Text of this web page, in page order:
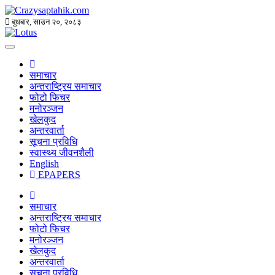
बुधबार, साउन २०, २०८३
समाचार
अन्तराष्ट्रिय समाचार
फोटो फिचर
मनोरञ्जन
खेलकुद
अन्तरवार्ता
सूचना प्रविधि
स्वास्थ्य जीवनशैली
English
EPAPERS
समाचार
अन्तराष्ट्रिय समाचार
फोटो फिचर
मनोरञ्जन
खेलकुद
अन्तरवार्ता
सूचना प्रविधि